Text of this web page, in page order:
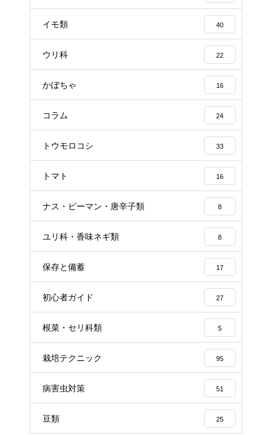
イモ類 40
ウリ科 22
かぼちゃ 16
コラム 24
トウモロコシ 33
トマト 16
ナス・ピーマン・唐辛子類 8
ユリ科・香味ネギ類 8
保存と備蓄 17
初心者ガイド 27
根菜・セリ科類 5
栽培テクニック 95
病害虫対策 51
豆類 25